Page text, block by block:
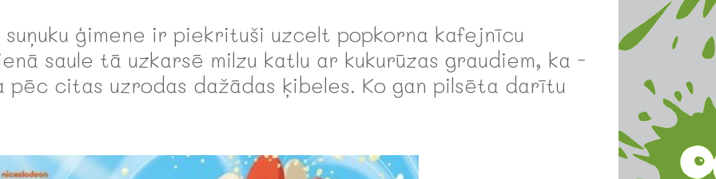
suņuku ģimene ir piekrituši uzcelt popkorna kafejnīcu
saule tā uzkarsē milzu katlu ar kukurūzas graudiem, ka -
pēc citas uzrodas dažādas ķibeles. Ko gan pilsēta darītu